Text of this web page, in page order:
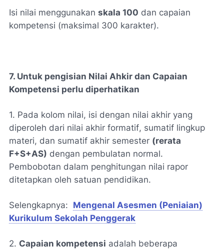
Isi nilai menggunakan skala 100 dan capaian
kompetensi (maksimal 300 karakter).
7. Untuk pengisian Nilai Ahkir dan Capaian
Kompetensi perlu diperhatikan
1. Pada kolom nilai, isi dengan nilai akhir yang
diperoleh dari nilai akhir formatif, sumatif lingkup
materi, dan sumatif akhir semester (rerata
F+S+AS) dengan pembulatan normal.
Pembobotan dalam penghitungan nilai rapor
ditetapkan oleh satuan pendidikan.
Selengkapnya: Mengenal Asesmen (Peniaian)
Kurikulum Sekolah Penggerak
2. Capaian kompetensi adalah beberapa